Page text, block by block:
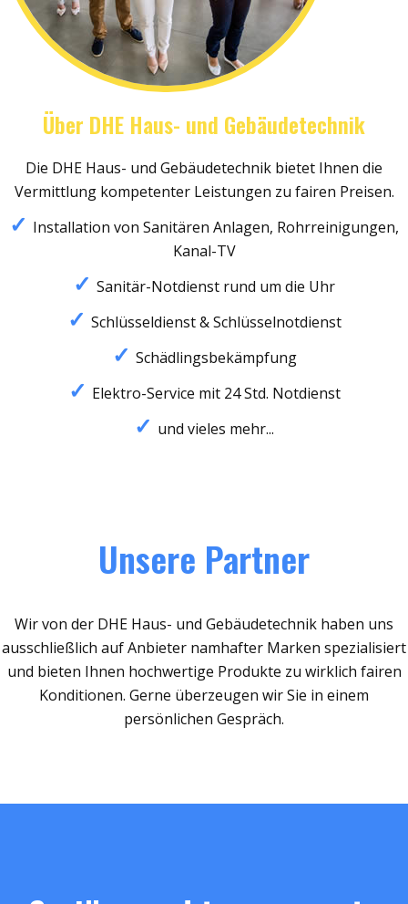
Über DHE Haus- und Gebäudetechnik
Die DHE Haus- und Gebäudetechnik bietet Ihnen die
Vermittlung kompetenter Leistungen zu fairen Preisen.
Installation von Sanitären Anlagen, Rohrreinigungen,
Kanal-TV
Sanitär-Notdienst rund um die Uhr
Schlüsseldienst & Schlüsselnotdienst
Schädlingsbekämpfung
Elektro-Service mit 24 Std. Notdienst
und vieles mehr...
Unsere Partner
Wir von der DHE Haus- und Gebäudetechnik haben uns
ausschließlich auf Anbieter namhafter Marken spezialisiert
und bieten Ihnen hochwertige Produkte zu wirklich fairen
Konditionen. Gerne überzeugen wir Sie in einem
persönlichen Gespräch.